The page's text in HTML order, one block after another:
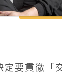
定要貫徹「